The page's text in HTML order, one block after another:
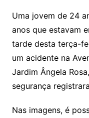
Uma jovem de 24
anos que estavam
tarde desta terça-
um acidente na
Jardim Ângela
segurança
Nas imagens, é